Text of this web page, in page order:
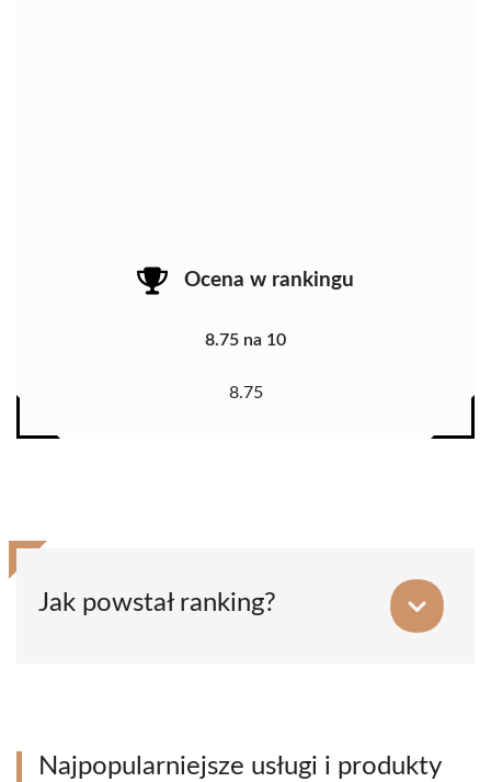
Ocena w rankingu
8.75 na 10
8.75
Jak powstał ranking?
Najpopularniejsze usługi i produkty